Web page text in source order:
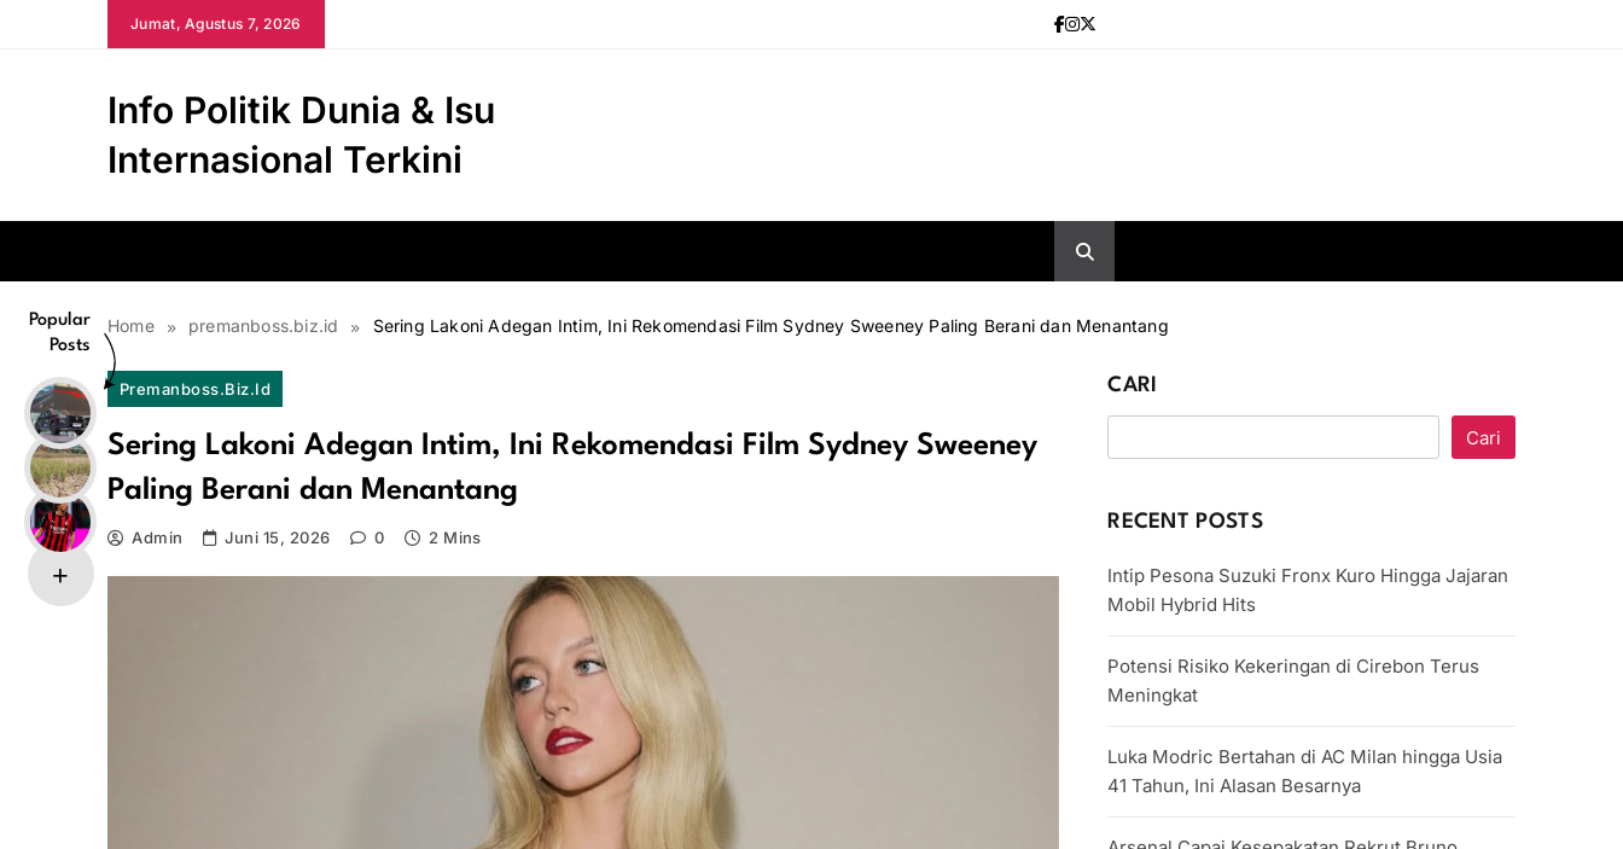
Jumat, Agustus 7, 2026
Info Politik Dunia & Isu
Internasional Terkini
Home premanboss.biz.id Sering Lakoni Adegan Intim, Ini Rekomendasi Film Sydney Sweeney Paling Berani dan Menantang
Popular
Posts
Premanboss.biz.id
Sering Lakoni Adegan Intim, Ini Rekomendasi Film Sydney Sweeney
Paling Berani dan Menantang
Admin Juni 15, 2026 0 2 Mins
CARI
Cari
RECENT POSTS
Intip Pesona Suzuki Fronx Kuro Hingga Jajaran
Mobil Hybrid Hits
Potensi Risiko Kekeringan di Cirebon Terus
Meningkat
Luka Modric Bertahan di AC Milan hingga Usia
41 Tahun, Ini Alasan Besarnya